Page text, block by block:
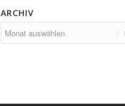
ARCHIV